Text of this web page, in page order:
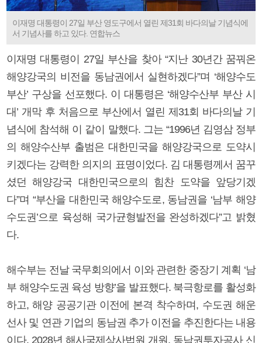
이재명 대통령이 27일 부산 영도구에서 열린 제31회 바다의날 기념식에
서 기념사를 하고 있다. 연합뉴스
이재명 대통령이 27일 부산을 찾아 “지난 30년간 꿈꿔온
해양강국의 비전을 동남권에서 실현하겠다”며 ‘해양수도
부산’ 구상을 선포했다. 이 대통령은 ‘해양수산부 부산 시
대’ 개막 후 처음으로 부산에서 열린 제31회 바다의날 기
념식에 참석해 이 같이 말했다. 그는 “1996년 김영삼 정부
의 해양수산부 출범은 대한민국을 해양강국으로 도약시
키겠다는 강력한 의지의 표명이었다. 김 대통령께서 꿈꾸
셨던 해양강국 대한민국으로의 힘찬 도약을 앞당기겠
다”며 “부산을 대한민국 해양수도로, 동남권을 ‘남부 해양
수도권’으로 육성해 국가균형발전을 완성하겠다”고 밝혔
다.
해수부는 전날 국무회의에서 이와 관련한 중장기 계획 ‘남
부 해양수도권 육성 방향’을 발표했다. 북극항로를 활성화
하고, 해양 공공기관 이전에 본격 착수하며, 수도권 해운
선사 및 연관 기업의 동남권 추가 이전을 추진한다는 내용
이다. 2028년 해사국제상사법원 개원, 동남권투자공사 신